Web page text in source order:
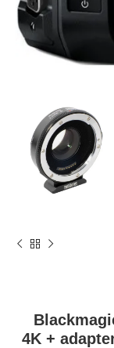
4K +